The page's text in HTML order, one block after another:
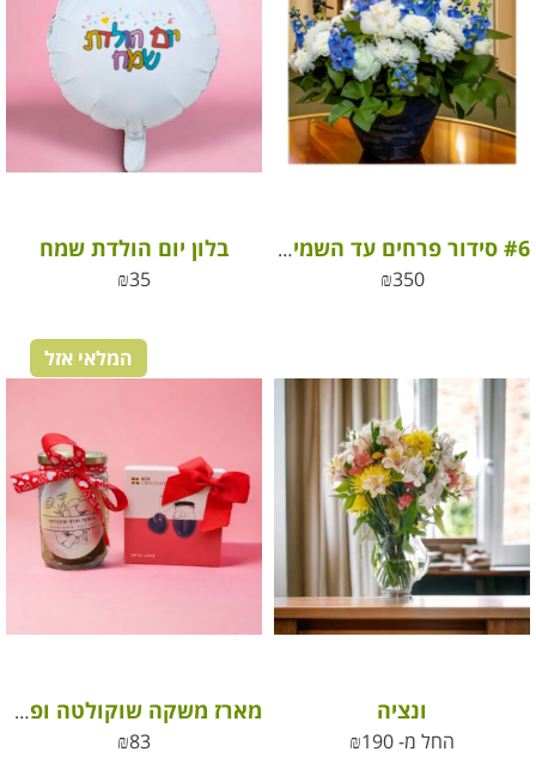
#6 סידור פרחים עד השמיים
₪350
בלון יום הולדת שמח
₪35
ונציה
החל מ- ₪190
המלאי אזל
מארז משקה שוקולטה ופרלינים אהבה
₪83